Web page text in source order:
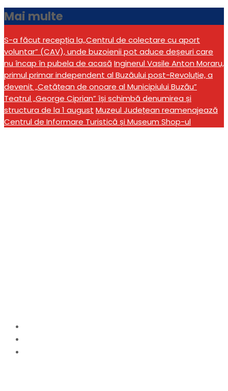
Mai multe
S-a făcut recepția la,,Centrul de colectare cu aport
voluntar” (CAV), unde buzoienii pot aduce deșeuri care
nu încap în pubela de acasă Inginerul Vasile Anton Moraru,
primul primar independent al Buzăului post-Revoluție, a
devenit „Cetățean de onoare al Municipiului Buzău”
Teatrul „George Ciprian” își schimbă denumirea și
structura de la 1 august Muzeul Județean reamenajează
Centrul de Informare Turistică și Museum Shop-ul